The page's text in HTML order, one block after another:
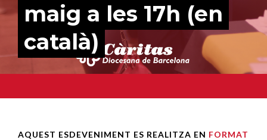
maig a les 17h (en
català)
AQUEST ESDEVENIMENT ES REALITZA EN FORMAT